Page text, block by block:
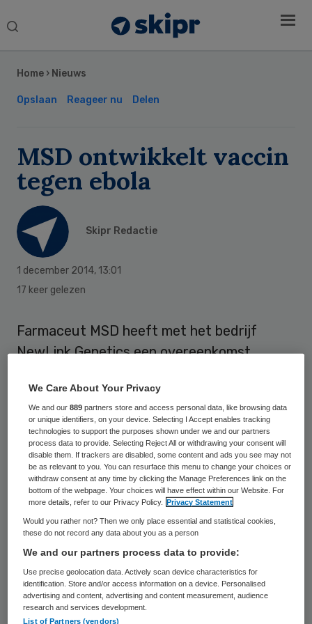
Search
Home › Nieuws
Opslaan Reageer nu Delen
MSD ontwikkelt vaccin
tegen ebola
Skipr Redactie
1 december 2014, 13:01
17 keer gelezen
Farmaceut MSD heeft met het bedrijf
NewLink Genetics een overeenkomst
productie van een vaccin tegen ebola. Het
betreft een experimenteel middel genaamd
rVSV-EBOV.
Dit heeft het moederbedrijf Merckbekend
gemaakt. Op dit moment worden fase 1-
studies uitgevoerd met het kandidaat-
vaccin. Het Amerikaanse National Institute
of Health (NIH) wil het middel in 2015 op
grote schaal testen.
Oss
Sidebar
We Care About Your Privacy
We and our889 partners store and access personal data, like browsing data
or unique identifiers, on your device. Selecting I Accept enables tracking
technologies to support the purposes shown under we and our partners
process data to provide. Selecting Reject All or withdrawing your consent will
disable them. If trackers are disabled, some content and ads you see may not
be as relevant to you. You can resurface this menu to change your choices or
withdraw consent at any time by clicking the Manage Preferences link on the
bottom of the webpage. Your choices will have effect within our Website. For
more details, refer to our Privacy Policy.
Privacy Statement
Would you rather not? Then we only place essential and statistical cookies,
these do not record any data about you as a person
We and our partners process data to provide:
Use precise geolocation data. Actively scan device characteristics for
identification. Store and/or access information on a device. Personalised
advertising and content, advertising and content measurement, audience
research and services development.
List of Partners (vendors)